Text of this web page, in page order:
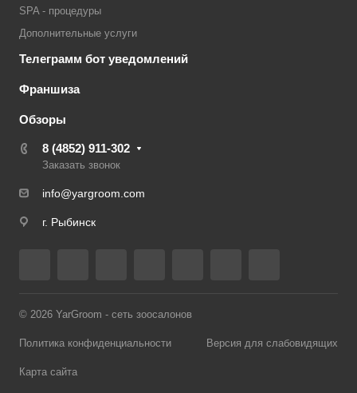
SPA - процедуры
Дополнительные услуги
Телеграмм бот уведомлений
Франшиза
Обзоры
8 (4852) 911-302
Заказать звонок
info@yargroom.com
г. Рыбинск
© 2026 YarGroom - сеть зоосалонов
Политика конфиденциальности Версия для слабовидящих
Карта сайта